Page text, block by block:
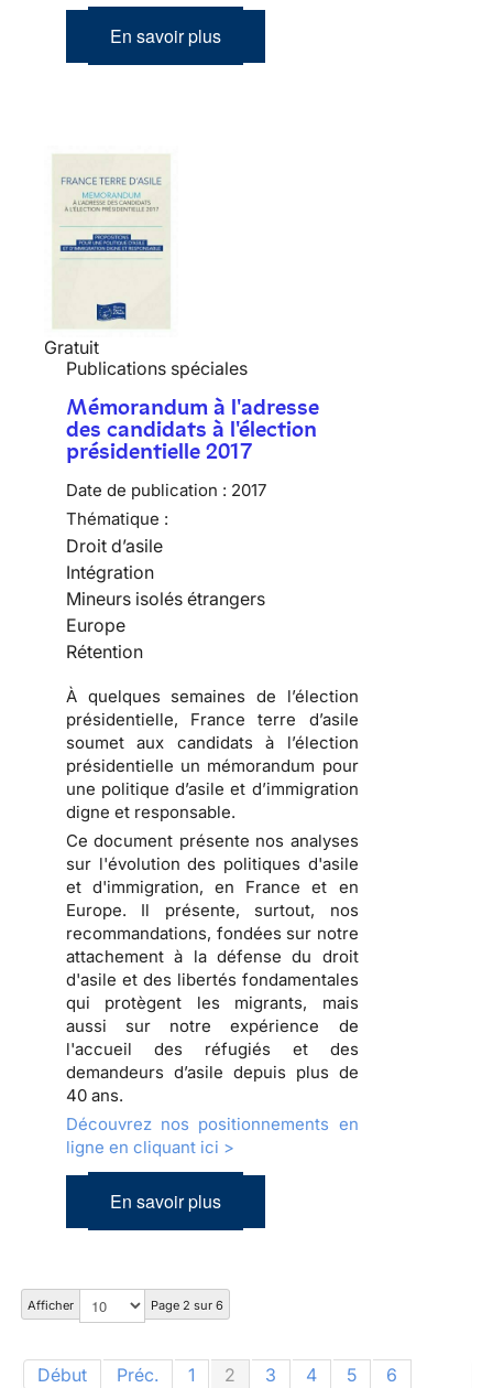
En savoir plus
Gratuit
Publications spéciales
Mémorandum à l'adresse
des candidats à l'élection
présidentielle 2017
Date de publication : 2017
Thématique :
Droit d’asile
Intégration
Mineurs isolés étrangers
Europe
Rétention
À quelques semaines de l’élection
présidentielle, France terre d’asile
soumet aux candidats à l’élection
présidentielle un mémorandum pour
une politique d’asile et d’immigration
digne et responsable.
Ce document présente nos analyses
sur l'évolution des politiques d'asile
et d'immigration, en France et en
Europe. Il présente, surtout, nos
recommandations, fondées sur notre
attachement à la défense du droit
d'asile et des libertés fondamentales
qui protègent les migrants, mais
aussi sur notre expérience de
l'accueil des réfugiés et des
demandeurs d’asile depuis plus de
40 ans.
Découvrez nos positionnements en
ligne en cliquant ici >
En savoir plus
Afficher Page 2 sur 6
Début Préc. 1 2 3 4 5
6